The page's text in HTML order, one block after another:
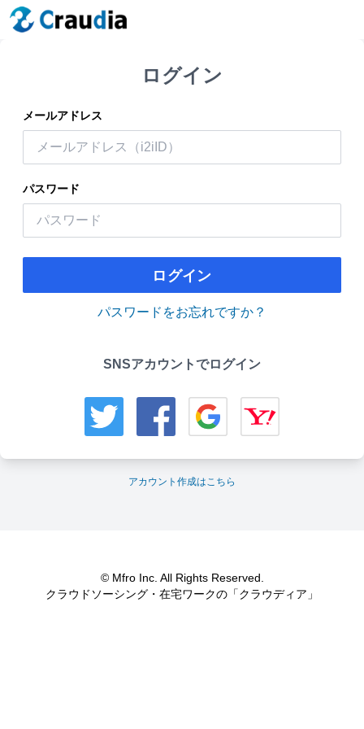
ログイン
メールアドレス
パスワード
ログイン
パスワードをお忘れですか？
SNSアカウントでログイン
アカウント作成はこちら
© Mfro Inc. All Rights Reserved.
クラウドソーシング・在宅ワークの「クラウディア」